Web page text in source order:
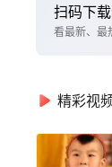
扫码下
看最新、最
精彩视